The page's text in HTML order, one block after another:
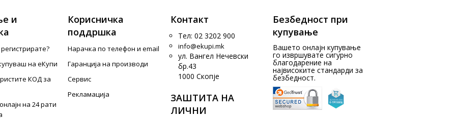
и
на еКупи
КОД за
на 24 рати
Корисничка
поддршка
Нарачка по телефон и еmail
Гаранција на производи
Сервис
Рекламација
Контакт
Тел: 02 3202 900
info@ekupi.mk
ул. Вангел Нечевски
бр.43
1000 Скопје
ЗАШТИТА НА
ЛИЧНИ
Безбедност при
купување
Вашето онлајн купување
го извршувате сигурно
благодарение на
највисоките стандарди за
безбедност.